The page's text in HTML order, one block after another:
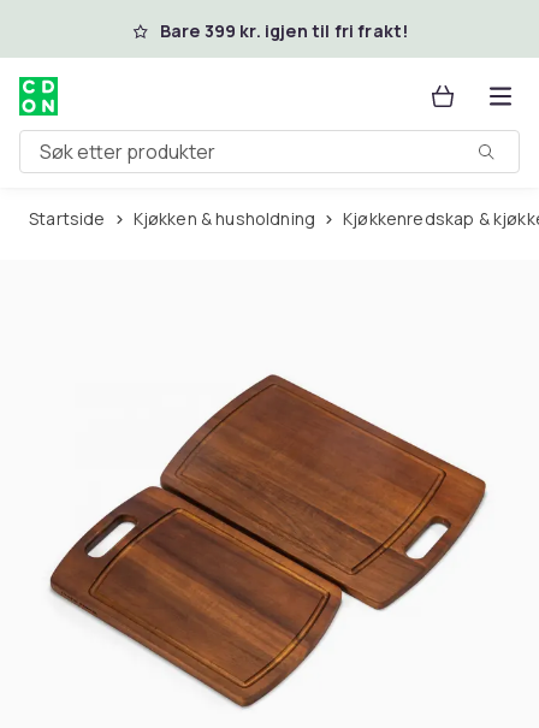
Hopp til hovedinnholdBare 399 kr. igjen til fri frakt!
Søk etter produkter
Startside Kjøkken & husholdning Kjøkkenredskap &